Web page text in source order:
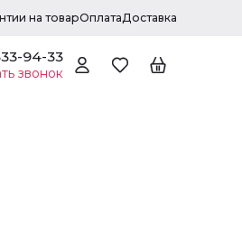
на товарОплатаДоставка
94-33
звонок